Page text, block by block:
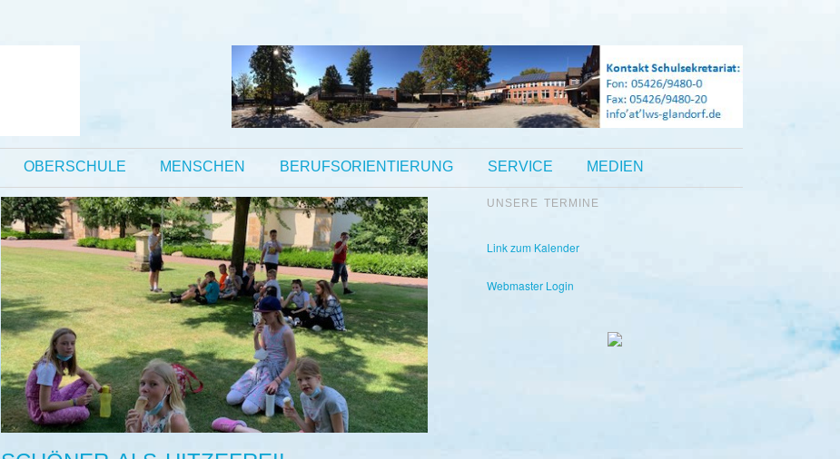
OBERSCHULE MENSCHEN BERUFSORIENTIERUNG SERVICE MEDIEN
UNSERE TERMINE
Link zum Kalender
Webmaster Login